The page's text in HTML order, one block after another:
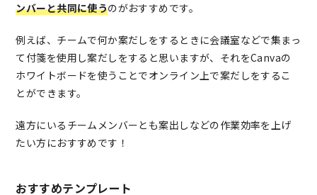
ンバーと共同に使うのがおすすめです。
例えば、チームで何か案だしをするときに会議室などで集まっ
て付箋を使用し案だしをすると思いますが、それをCanvaの
ホワイトボードを使うことでオンライン上で案だしをするこ
とができます。
遠方にいるチームメンバーとも案出しなどの作業効率を上げ
たい方におすすめです！
おすすめテンプレート